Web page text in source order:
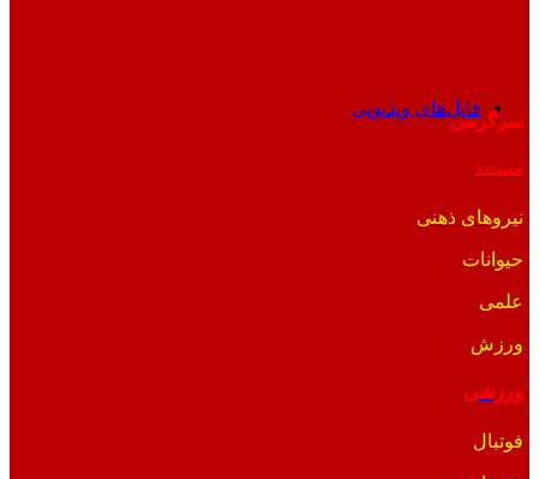
فایل‌های ویدیویی
سرگرمی
مستند
نیروهای ذهنی
حیوانات
علمی
ورزش
ورزشی
فوتبال